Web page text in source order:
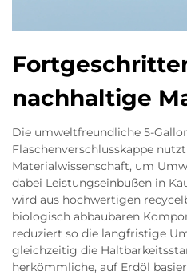
nachhaltige
Die umweltfreundliche 5-
Flaschenverschlusskappe
Materialwissenschaft, um
dabei Leistungseinbußen in
wird aus hochwertigen
biologisch abbaubaren
reduziert so die langfristige
gleichzeitig die
herkömmliche, auf Erdöl